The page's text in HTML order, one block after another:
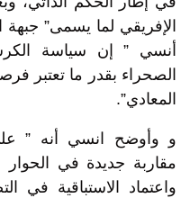
الإفريقي لما يسمى” جبهة
أنسي ” إن سياسة
الصحراء بقدر ما تعتبر
المعادي”.
و وأوضح انسي أنه ” على
مقاربة جديدة في الحوار
واعتماد الاستباقية في